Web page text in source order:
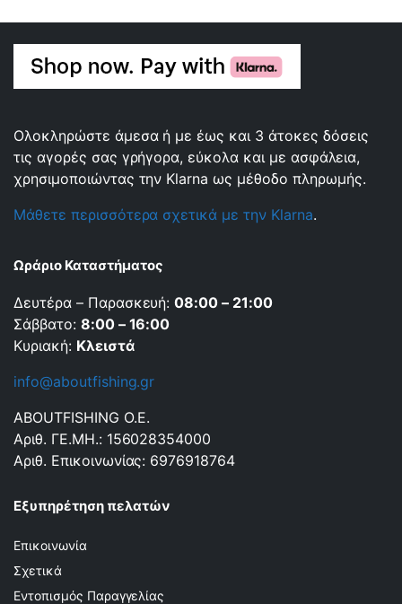
Ολοκληρώστε άμεσα ή με έως και 3 άτοκες δόσεις
τις αγορές σας γρήγορα, εύκολα και με ασφάλεια,
χρησιμοποιώντας την Klarna ως μέθοδο πληρωμής.
Μάθετε περισσότερα σχετικά με την Klarna.
Ωράριο Καταστήματος
Δευτέρα – Παρασκευή:08:00 – 21:00
Σάββατο: 8:00 – 16:00
Κυριακή: Κλειστά
info@aboutfishing.gr
ABOUTFISHING Ο.Ε.
Αριθ. ΓΕ.ΜΗ.: 156028354000
Αριθ. Επικοινωνίας: 6976918764
Εξυπηρέτηση πελατών
Επικοινωνία
Σχετικά
Εντοπισμός Παραγγελίας